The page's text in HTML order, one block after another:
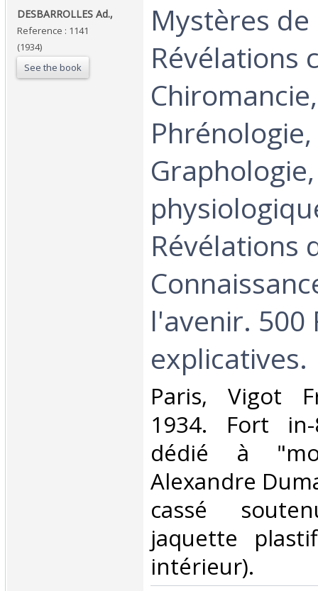
‎DESBARROLLES Ad.,‎
Reference : 1141
(1934)
See the book
‎Mystères
Révélations
Chiromancie,
Phrénologie,
Révélations
l'avenir. 500
explicatives.‎
‎Paris, Vigot
1934. Fort
dédié à
Alexandre
cassé
jaquette
intérieur).‎